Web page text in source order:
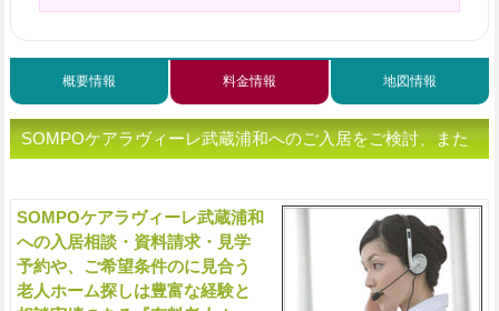
概要情報 料金情報 地図情報
SOMPOケアラヴィーレ武蔵浦和へのご入居をご検討、また
SOMPOケアラヴィーレ武蔵浦和
への入居相談・資料請求・見学
予約や、ご希望条件のに見合う
老人ホーム探しは豊富な経験と